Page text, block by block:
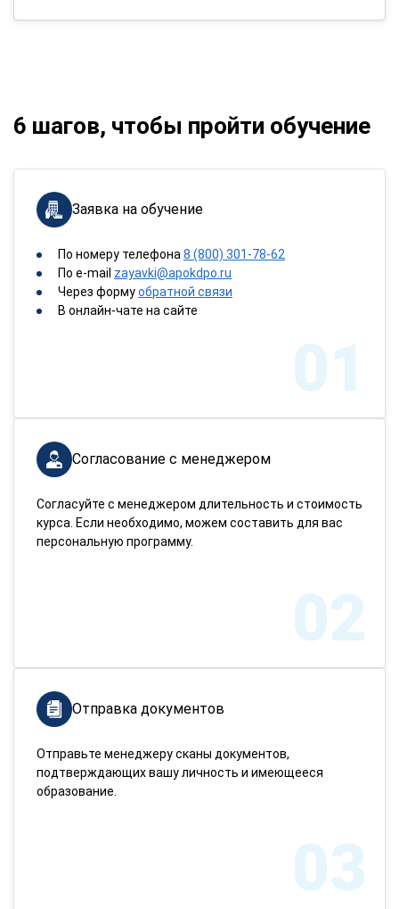
6 шагов, чтобы пройти обучение
Заявка на обучение
По номеру телефона 8 (800) 301-78-62
По e-mail zayavki@apokdpo.ru
Через формуобратной связи
В онлайн-чате на сайте
01
Согласование с менеджером
Согласуйте с менеджером длительность и стоимость
курса. Если необходимо, можем составить для вас
персональную программу.
02
Отправка документов
Отправьте менеджеру сканы документов,
подтверждающих вашу личность и имеющееся
образование.
03